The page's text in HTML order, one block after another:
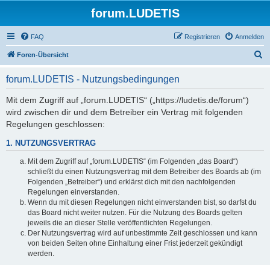
forum.LUDETIS
FAQ Anmelden
Registrieren
Foren-Übersicht
forum.LUDETIS - Nutzungsbedingungen
Mit dem Zugriff auf „forum.LUDETIS“ („https://ludetis.de/forum“)
wird zwischen dir und dem Betreiber ein Vertrag mit folgenden
Regelungen geschlossen:
1. NUTZUNGSVERTRAG
Mit dem Zugriff auf „forum.LUDETIS“ (im Folgenden „das Board“)
schließt du einen Nutzungsvertrag mit dem Betreiber des Boards ab (im
Folgenden „Betreiber“) und erklärst dich mit den nachfolgenden
Regelungen einverstanden.
Wenn du mit diesen Regelungen nicht einverstanden bist, so darfst du
das Board nicht weiter nutzen. Für die Nutzung des Boards gelten
jeweils die an dieser Stelle veröffentlichten Regelungen.
Der Nutzungsvertrag wird auf unbestimmte Zeit geschlossen und kann
von beiden Seiten ohne Einhaltung einer Frist jederzeit gekündigt
werden.